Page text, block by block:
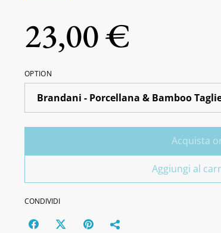
23,00 €
OPTION
Acquista
Aggiungi al
CONDIVIDI